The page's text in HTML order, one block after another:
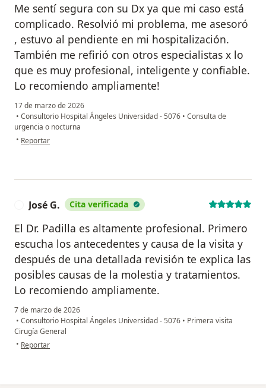
Me sentí segura con su Dx ya que mi caso está
complicado. Resolvió mi problema, me asesoró
, estuvo al pendiente en mi hospitalización.
También me refirió con otros especialistas x lo
que es muy profesional, inteligente y confiable.
Lo recomiendo ampliamente!
17 de marzo de 2026
• Consultorio Hospital Ángeles Universidad - 5076 • Consulta de
urgencia o nocturna
• en opinión del usuario Ana Herrera
Reportar
José G. Cita verificada
El Dr. Padilla es altamente profesional. Primero
escucha los antecedentes y causa de la visita y
después de una detallada revisión te explica las
posibles causas de la molestia y tratamientos.
Lo recomiendo ampliamente.
7 de marzo de 2026
• Consultorio Hospital Ángeles Universidad - 5076 • Primera visita
Cirugía General
• en opinión del usuario José G.
Reportar